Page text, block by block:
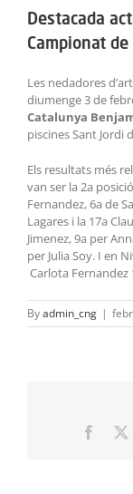
Destacada
Campionat
Les nedadores
diumenge 3 de
Catalunya
piscines Sant Jordi
Els resultats més
van ser la 2a
Fernandez, 6a de
Lagares i la 17a
Jimenez, 9a per
per Julia Soy. I en
Carlota Fernandez
Byadmin_cng |